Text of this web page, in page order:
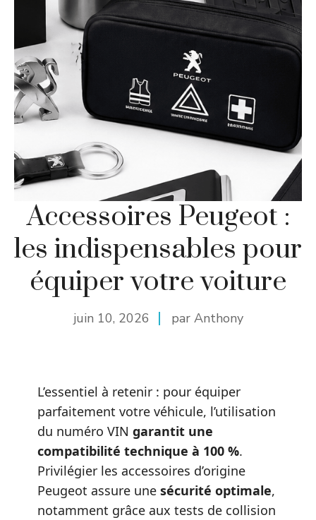
Accessoires Peugeot :
les indispensables pour
équiper votre voiture
juin 10, 2026 par Anthony
L’essentiel à retenir : pour équiper
parfaitement votre véhicule, l’utilisation
du numéro VIN garantit une
compatibilité technique à 100 %.
Privilégier les accessoires d’origine
Peugeot assure une sécurité optimale,
notamment grâce aux tests de collision